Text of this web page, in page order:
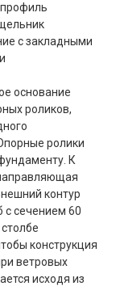
с закладными
основание
роликов,
ролики
К
контур
с сечением 60
конструкция
ветровых
исходя из